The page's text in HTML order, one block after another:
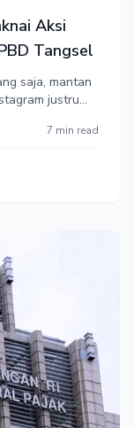
Aksi
Tangsel
saja, mantan
justru
520 halaman. Ia
7 min read